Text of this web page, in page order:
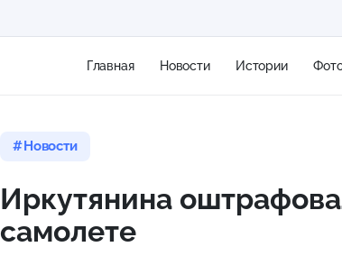
Главная Новости Истории
Новости
Иркутянина
самолете